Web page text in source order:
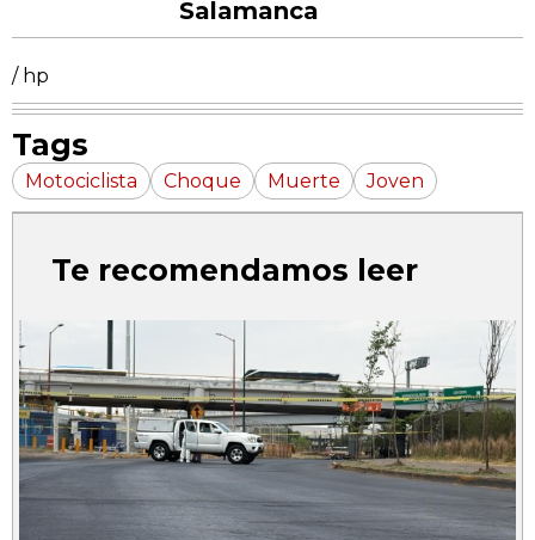
Salamanca
/ hp
Tags
Motociclista Choque Muerte Joven
Te recomendamos leer